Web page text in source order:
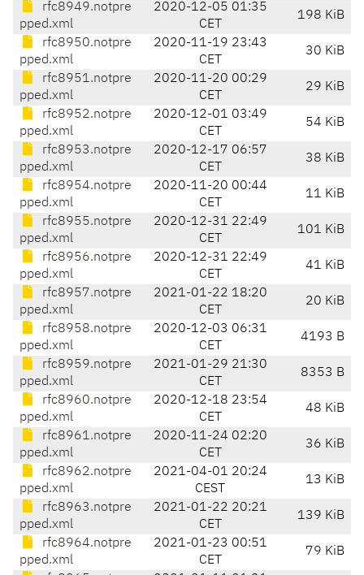
rfc8949.notpre
pped.xml
2020-12-05 01:35
CET
198 KiB
rfc8950.notpre
pped.xml
2020-11-19 23:43
CET
30 KiB
rfc8951.notpre
pped.xml
2020-11-20 00:29
CET
29 KiB
rfc8952.notpre
pped.xml
2020-12-01 03:49
CET
54 KiB
rfc8953.notpre
pped.xml
2020-12-17 06:57
CET
38 KiB
rfc8954.notpre
pped.xml
2020-11-20 00:44
CET
11 KiB
rfc8955.notpre
pped.xml
2020-12-31 22:49
CET
101 KiB
rfc8956.notpre
pped.xml
2020-12-31 22:49
CET
41 KiB
rfc8957.notpre
pped.xml
2021-01-22 18:20
CET
20 KiB
rfc8958.notpre
pped.xml
2020-12-03 06:31
CET
4193 B
rfc8959.notpre
pped.xml
2021-01-29 21:30
CET
8353 B
rfc8960.notpre
pped.xml
2020-12-18 23:54
CET
48 KiB
rfc8961.notpre
pped.xml
2020-11-24 02:20
CET
36 KiB
rfc8962.notpre
pped.xml
2021-04-01 20:24
CEST
13 KiB
rfc8963.notpre
pped.xml
2021-01-22 20:21
CET
139 KiB
rfc8964.notpre
pped.xml
2021-01-23 00:51
CET
79 KiB